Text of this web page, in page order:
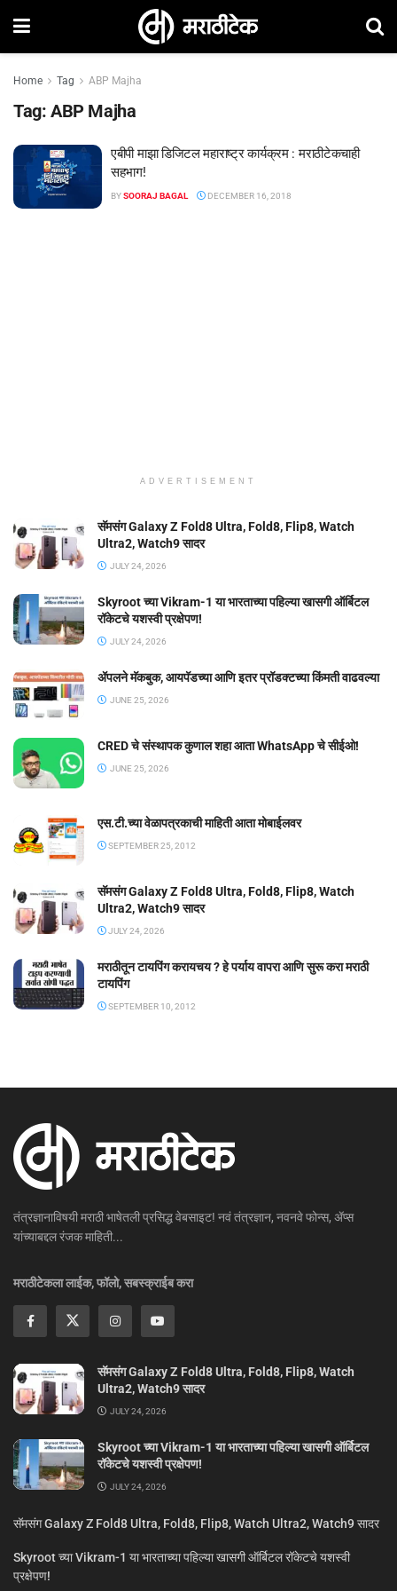
Home Tag ABP Majha
Tag: ABP Majha
एबीपी माझा डिजिटल महाराष्ट्र कार्यक्रम : मराठीटेकचाही
सहभाग!
BYSOORAJ BAGAL DECEMBER 16, 2018
ADVERTISEMENT
सॅमसंग Galaxy Z Fold8 Ultra, Fold8, Flip8, Watch
Ultra2, Watch9 सादर
JULY 24, 2026
Skyroot च्या Vikram-1 या भारताच्या पहिल्या खासगी ऑर्बिटल
रॉकेटचे यशस्वी प्रक्षेपण!
JULY 24, 2026
ॲपलने मॅकबुक, आयपॅडच्या आणि इतर प्रॉडक्टच्या किंमती वाढवल्या
JUNE 25, 2026
CRED चे संस्थापक कुणाल शहा आता WhatsApp चे सीईओ!
JUNE 25, 2026
एस.टी.च्या वेळापत्रकाची माहिती आता मोबाईलवर
SEPTEMBER 25, 2012
सॅमसंग Galaxy Z Fold8 Ultra, Fold8, Flip8, Watch
Ultra2, Watch9 सादर
JULY 24, 2026
मराठीतून टायपिंग करायचय ? हे पर्याय वापरा आणि सुरू करा मराठी
टायपिंग
SEPTEMBER 10, 2012
तंत्रज्ञानाविषयी मराठी भाषेतली प्रसिद्ध वेबसाइट! नवं तंत्रज्ञान, नवनवे फोन्स, ॲप्स
यांच्याबद्दल रंजक माहिती...
मराठीटेकला लाईक, फॉलो, सबस्क्राईब करा
सॅमसंग Galaxy Z Fold8 Ultra, Fold8, Flip8, Watch
Ultra2, Watch9 सादर
JULY 24, 2026
Skyroot च्या Vikram-1 या भारताच्या पहिल्या खासगी ऑर्बिटल
रॉकेटचे यशस्वी प्रक्षेपण!
JULY 24, 2026
सॅमसंग Galaxy Z Fold8 Ultra, Fold8, Flip8, Watch Ultra2, Watch9 सादर
Skyroot च्या Vikram-1 या भारताच्या पहिल्या खासगी ऑर्बिटल रॉकेटचे यशस्वी
प्रक्षेपण!